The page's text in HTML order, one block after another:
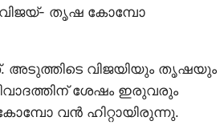
വിജയ്- തൃഷ കോമ്പോ
അടുത്തിടെ വിജയിയും തൃഷയും
ശേഷം ഇരുവരും
വൻ ഹിറ്റായിരുന്നു.